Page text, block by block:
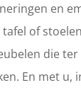
en
of
die
En met